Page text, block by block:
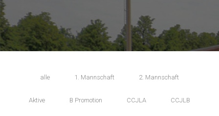
alle 1. Mannschaft 2. Mannschaft
Aktive B Promotion CCJLA CCJLB